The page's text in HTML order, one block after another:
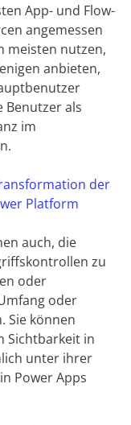
App- und Flow-
angemessen
meisten nutzen,
anbieten,
Benutzer als
im
der
Platform
auch, die
zu
oder
oder
Sie können
Sichtbarkeit in
unter ihrer
Power Apps